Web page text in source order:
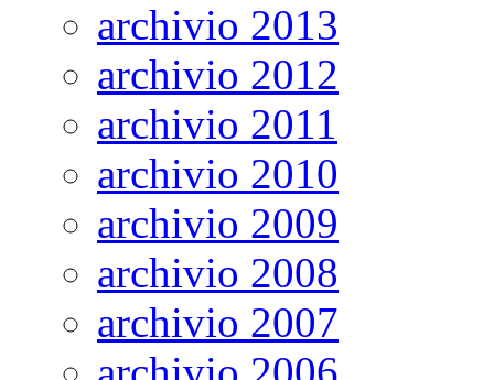
archivio 2013
archivio 2012
archivio 2011
archivio 2010
archivio 2009
archivio 2008
archivio 2007